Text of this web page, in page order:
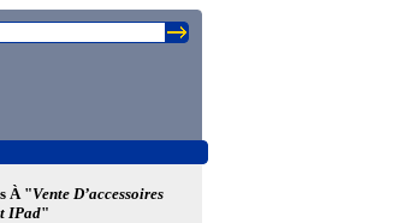
À "Vente D’accessoires
IPad"